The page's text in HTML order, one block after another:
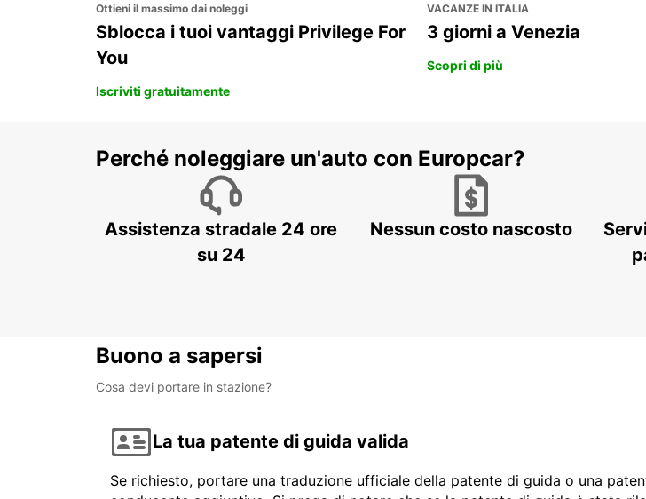
Ottieni il massimo dai noleggi
Sblocca i tuoi vantaggi Privilege For
You
Iscriviti gratuitamente
VACANZE IN ITALIA
3 giorni a Venezia
Scopri di più
Perché noleggiare un'auto con Europcar?
Assistenza stradale 24 ore
su 24
Nessun costo nascosto
Buono a sapersi
Cosa devi portare in stazione?
La tua patente di guida valida
Se richiesto, portare una traduzione ufficiale della patente di guida o una